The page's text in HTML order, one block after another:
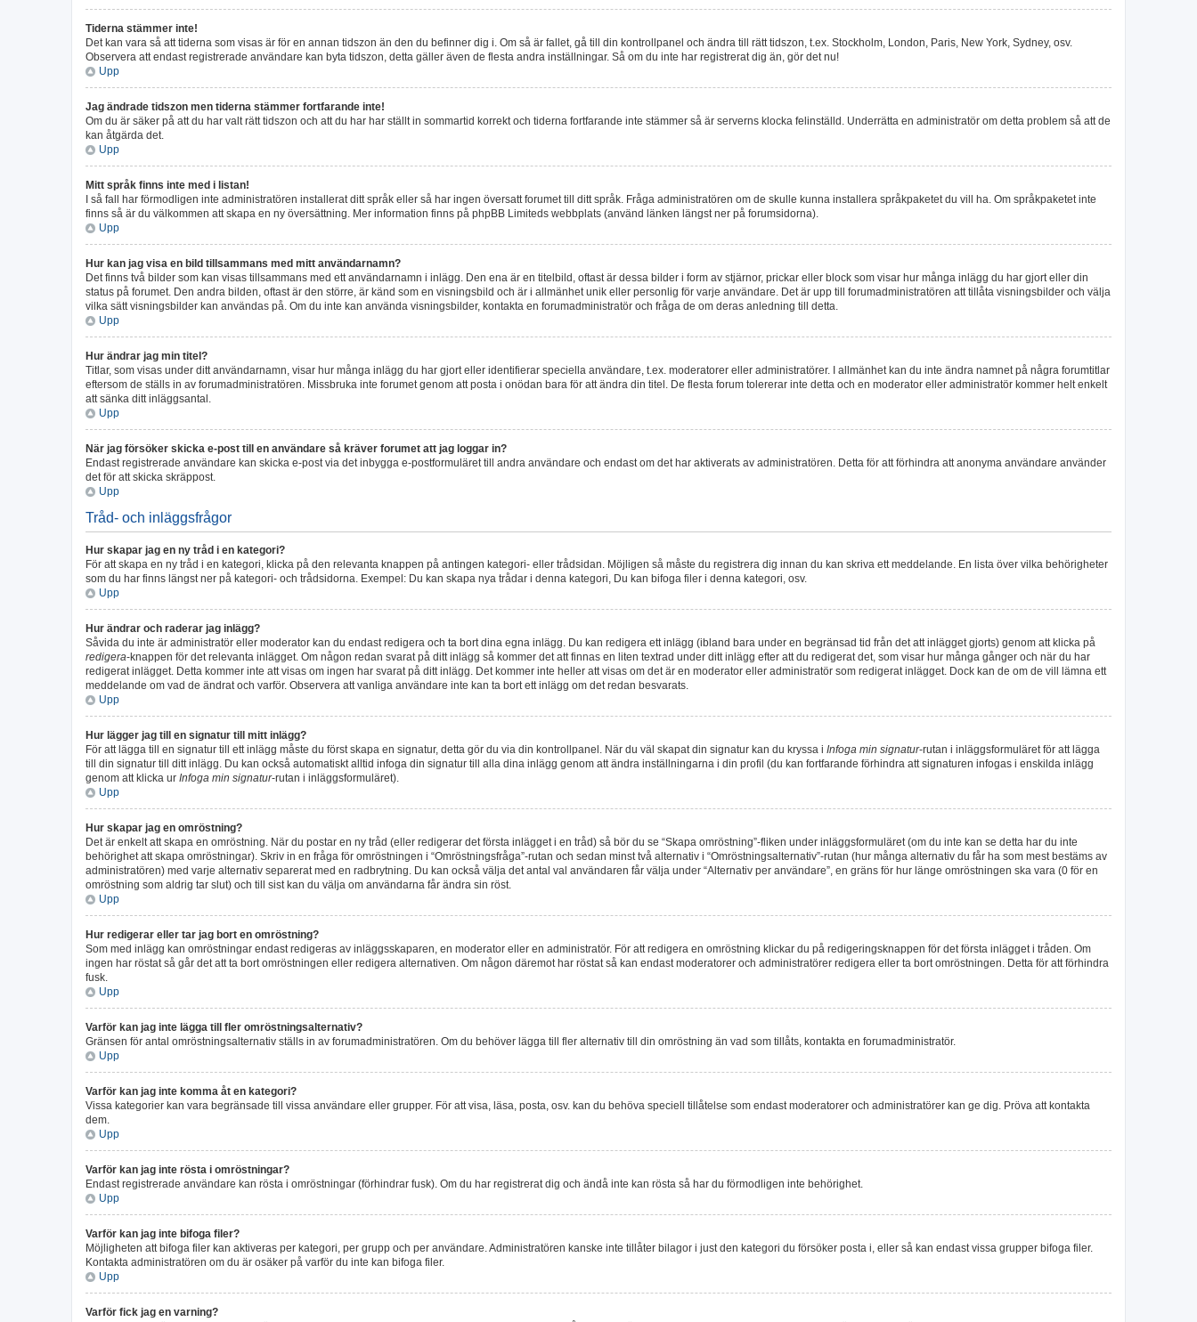
Tiderna stämmer inte!
Det kan vara så att tiderna som visas är för en annan tidszon än den du befinner dig i. Om så är fallet, gå till din kontrollpanel och ändra till rätt tidszon, t.ex. Stockholm, London, Paris, New York, Sydney, osv.
Observera att endast registrerade användare kan byta tidszon, detta gäller även de flesta andra inställningar. Så om du inte har registrerat dig än, gör det nu!
Upp
Jag ändrade tidszon men tiderna stämmer fortfarande inte!
Om du är säker på att du har valt rätt tidszon och att du har har ställt in sommartid korrekt och tiderna fortfarande inte stämmer så är serverns klocka felinställd. Underrätta en administratör om detta problem så att de
kan åtgärda det.
Upp
Mitt språk finns inte med i listan!
I så fall har förmodligen inte administratören installerat ditt språk eller så har ingen översatt forumet till ditt språk. Fråga administratören om de skulle kunna installera språkpaketet du vill ha. Om språkpaketet inte
finns så är du välkommen att skapa en ny översättning. Mer information finns på phpBB Limiteds webbplats (använd länken längst ner på forumsidorna).
Upp
Hur kan jag visa en bild tillsammans med mitt användarnamn?
Det finns två bilder som kan visas tillsammans med ett användarnamn i inlägg. Den ena är en titelbild, oftast är dessa bilder i form av stjärnor, prickar eller block som visar hur många inlägg du har gjort eller din
status på forumet. Den andra bilden, oftast är den större, är känd som en visningsbild och är i allmänhet unik eller personlig för varje användare. Det är upp till forumadministratören att tillåta visningsbilder och välja
vilka sätt visningsbilder kan användas på. Om du inte kan använda visningsbilder, kontakta en forumadministratör och fråga de om deras anledning till detta.
Upp
Hur ändrar jag min titel?
Titlar, som visas under ditt användarnamn, visar hur många inlägg du har gjort eller identifierar speciella användare, t.ex. moderatorer eller administratörer. I allmänhet kan du inte ändra namnet på några forumtitlar
eftersom de ställs in av forumadministratören. Missbruka inte forumet genom att posta i onödan bara för att ändra din titel. De flesta forum tolererar inte detta och en moderator eller administratör kommer helt enkelt
att sänka ditt inläggsantal.
Upp
När jag försöker skicka e-post till en användare så kräver forumet att jag loggar in?
Endast registrerade användare kan skicka e-post via det inbygga e-postformuläret till andra användare och endast om det har aktiverats av administratören. Detta för att förhindra att anonyma användare använder
det för att skicka skräppost.
Upp
Tråd- och inläggsfrågor
Hur skapar jag en ny tråd i en kategori?
För att skapa en ny tråd i en kategori, klicka på den relevanta knappen på antingen kategori- eller trådsidan. Möjligen så måste du registrera dig innan du kan skriva ett meddelande. En lista över vilka behörigheter
som du har finns längst ner på kategori- och trådsidorna. Exempel: Du kan skapa nya trådar i denna kategori, Du kan bifoga filer i denna kategori, osv.
Upp
Hur ändrar och raderar jag inlägg?
Såvida du inte är administratör eller moderator kan du endast redigera och ta bort dina egna inlägg. Du kan redigera ett inlägg (ibland bara under en begränsad tid från det att inlägget gjorts) genom att klicka på
redigera-knappen för det relevanta inlägget. Om någon redan svarat på ditt inlägg så kommer det att finnas en liten textrad under ditt inlägg efter att du redigerat det, som visar hur många gånger och när du har
redigerat inlägget. Detta kommer inte att visas om ingen har svarat på ditt inlägg. Det kommer inte heller att visas om det är en moderator eller administratör som redigerat inlägget. Dock kan de om de vill lämna ett
meddelande om vad de ändrat och varför. Observera att vanliga användare inte kan ta bort ett inlägg om det redan besvarats.
Upp
Hur lägger jag till en signatur till mitt inlägg?
För att lägga till en signatur till ett inlägg måste du först skapa en signatur, detta gör du via din kontrollpanel. När du väl skapat din signatur kan du kryssa i Infoga min signatur-rutan i inläggsformuläret för att lägga
till din signatur till ditt inlägg. Du kan också automatiskt alltid infoga din signatur till alla dina inlägg genom att ändra inställningarna i din profil (du kan fortfarande förhindra att signaturen infogas i enskilda inlägg
genom att klicka ur Infoga min signatur-rutan i inläggsformuläret).
Upp
Hur skapar jag en omröstning?
Det är enkelt att skapa en omröstning. När du postar en ny tråd (eller redigerar det första inlägget i en tråd) så bör du se “Skapa omröstning”-fliken under inläggsformuläret (om du inte kan se detta har du inte
behörighet att skapa omröstningar). Skriv in en fråga för omröstningen i “Omröstningsfråga”-rutan och sedan minst två alternativ i “Omröstningsalternativ”-rutan (hur många alternativ du får ha som mest bestäms av
administratören) med varje alternativ separerat med en radbrytning. Du kan också välja det antal val användaren får välja under “Alternativ per användare”, en gräns för hur länge omröstningen ska vara (0 för en
omröstning som aldrig tar slut) och till sist kan du välja om användarna får ändra sin röst.
Upp
Hur redigerar eller tar jag bort en omröstning?
Som med inlägg kan omröstningar endast redigeras av inläggsskaparen, en moderator eller en administratör. För att redigera en omröstning klickar du på redigeringsknappen för det första inlägget i tråden. Om
ingen har röstat så går det att ta bort omröstningen eller redigera alternativen. Om någon däremot har röstat så kan endast moderatorer och administratörer redigera eller ta bort omröstningen. Detta för att förhindra
fusk.
Upp
Varför kan jag inte lägga till fler omröstningsalternativ?
Gränsen för antal omröstningsalternativ ställs in av forumadministratören. Om du behöver lägga till fler alternativ till din omröstning än vad som tillåts, kontakta en forumadministratör.
Upp
Varför kan jag inte komma åt en kategori?
Vissa kategorier kan vara begränsade till vissa användare eller grupper. För att visa, läsa, posta, osv. kan du behöva speciell tillåtelse som endast moderatorer och administratörer kan ge dig. Pröva att kontakta
dem.
Upp
Varför kan jag inte rösta i omröstningar?
Endast registrerade användare kan rösta i omröstningar (förhindrar fusk). Om du har registrerat dig och ändå inte kan rösta så har du förmodligen inte behörighet.
Upp
Varför kan jag inte bifoga filer?
Möjligheten att bifoga filer kan aktiveras per kategori, per grupp och per användare. Administratören kanske inte tillåter bilagor i just den kategori du försöker posta i, eller så kan endast vissa grupper bifoga filer.
Kontakta administratören om du är osäker på varför du inte kan bifoga filer.
Upp
Varför fick jag en varning?